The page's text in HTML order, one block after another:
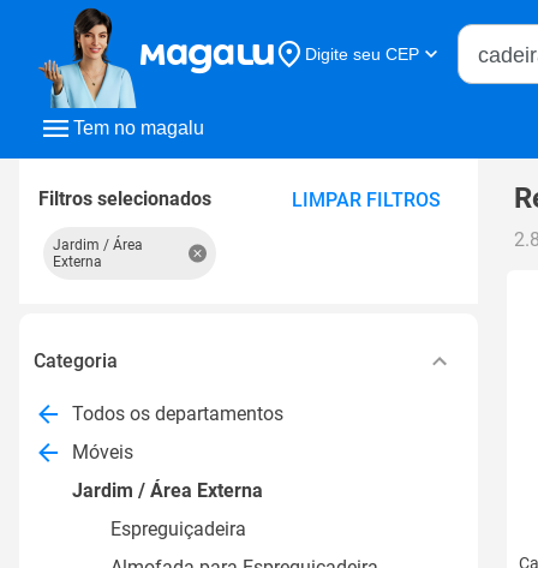
Tem no magalu
Digite seu CEP
Buscar
Filtros selecionados LIMPAR FILTROS
Jardim / Área
Externa
Categoria
Todos os departamentos
Móveis
Jardim / Área Externa
Espreguiçadeira